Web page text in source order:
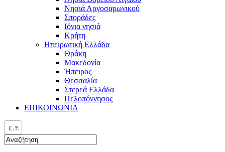
Νησιά Αργοσαρωνικού
Σποράδες
Ιόνια νησιά
Κρήτη
Ηπειρωτική Ελλάδα
Θράκη
Μακεδονία
Ήπειρος
Θεσσαλία
Στερεά Ελλάδα
Πελοπόννησος
ΕΠΙΚΟΙΝΩΝΙΑ
ελ